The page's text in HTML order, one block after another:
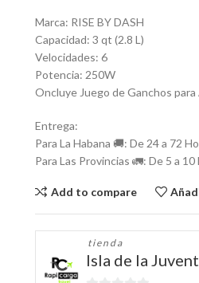
Marca: RISE BY DASH
Capacidad: 3 qt (2.8 L)
Velocidades: 6
Potencia: 250W
Oncluye Juego de Ganchos para
Entrega:
Para La Habana 🚚: De 24 a 72
Para Las Provincias 🚛: De 5 a 10
Add to compare
tienda
Isla de la